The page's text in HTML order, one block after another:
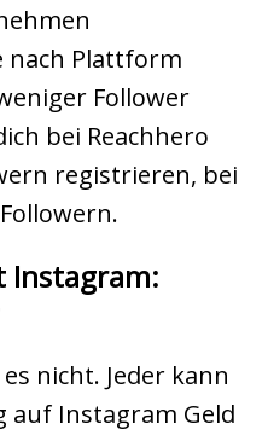
nach Plattform
Follower
bei Reachhero
registrieren, bei
Instagram:
nicht. Jeder kann
auf Instagram Geld